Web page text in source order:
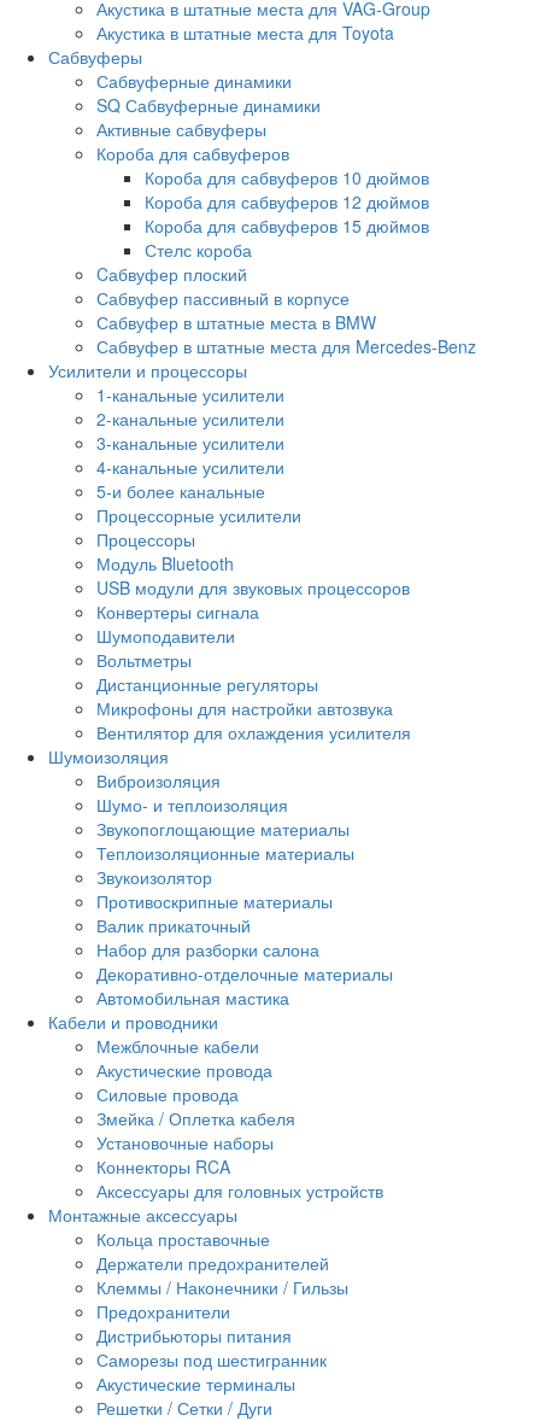
Акустика в штатные места для VAG-Group
Акустика в штатные места для Toyota
Сабвуферы
Сабвуферные динамики
SQ Сабвуферные динамики
Активные сабвуферы
Короба для сабвуферов
Короба для сабвуферов 10 дюймов
Короба для сабвуферов 12 дюймов
Короба для сабвуферов 15 дюймов
Стелс короба
Cабвуфер плоский
Сабвуфер пассивный в корпусе
Сабвуфер в штатные места в BMW
Сабвуфер в штатные места для Mercedes-Benz
Усилители и процессоры
1-канальные усилители
2-канальные усилители
3-канальные усилители
4-канальные усилители
5-и более канальные
Процессорные усилители
Процессоры
Модуль Bluetooth
USB модули для звуковых процессоров
Конвертеры сигнала
Шумоподавители
Вольтметры
Дистанционные регуляторы
Микрофоны для настройки автозвука
Вентилятор для охлаждения усилителя
Шумоизоляция
Виброизоляция
Шумо- и теплоизоляция
Звукопоглощающие материалы
Теплоизоляционные материалы
Звукоизолятор
Противоскрипные материалы
Валик прикаточный
Набор для разборки салона
Декоративно-отделочные материалы
Автомобильная мастика
Кабели и проводники
Межблочные кабели
Акустические провода
Силовые провода
Змейка / Оплетка кабеля
Установочные наборы
Коннекторы RCA
Аксессуары для головных устройств
Монтажные аксессуары
Кольца проставочные
Держатели предохранителей
Клеммы / Наконечники / Гильзы
Предохранители
Дистрибьюторы питания
Саморезы под шестигранник
Акустические терминалы
Решетки / Сетки / Дуги